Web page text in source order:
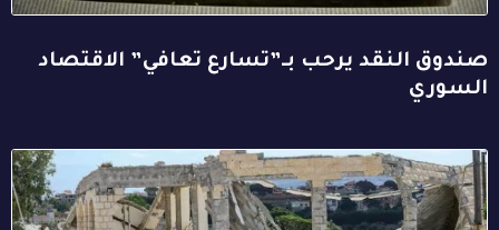
صندوق النقد يرحب بـ”تسارع تعافي” الاقتصاد
السوري